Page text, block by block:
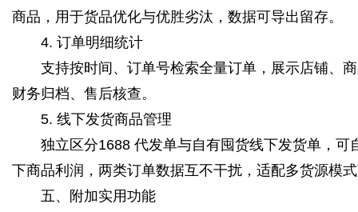
商品，用于货品优化与优胜劣汰，数据可导出留存。
4. 订单明细统计
支持按时间、订单号检索全量订单，展示店铺、商
财务归档、售后核查。
5. 线下发货商品管理
独立区分1688 代发单与自有囤货线下发货单，可
下商品利润，两类订单数据互不干扰，适配多货源模
五、附加实用功能